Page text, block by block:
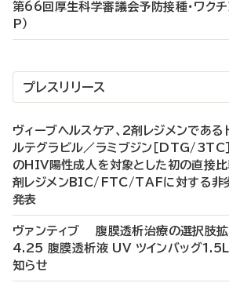
第66回厚生科学審議会予防接種・ワクチ
P）
プレスリリース
ヴィーブヘルスケア、2剤レジメンである
ルテグラビル／ラミブジン［DTG/3TC
のHIV陽性成人を対象とした初の直接
剤レジメンBIC/FTC/TAFに対する非
発表
ヴァンティブ 腹膜透析治療の選択肢拡
4.25 腹膜透析液 UV ツインバッグ1.5L
知らせ